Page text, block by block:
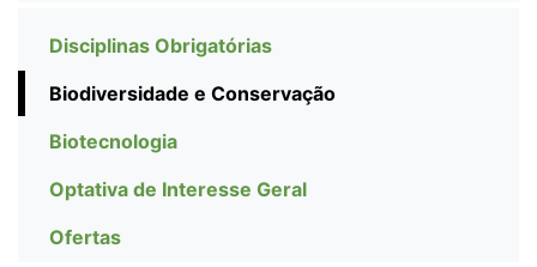
Disciplinas Obrigatórias
Biodiversidade e Conservação
Biotecnologia
Optativa de Interesse Geral
Ofertas